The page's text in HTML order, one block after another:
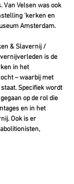
Velsen was ook
‘kerken en
Amsterdam.
& Slavernij /
is de
in het
– waarbij met
Specifiek wordt
op de rol die
en in het
Ook is er